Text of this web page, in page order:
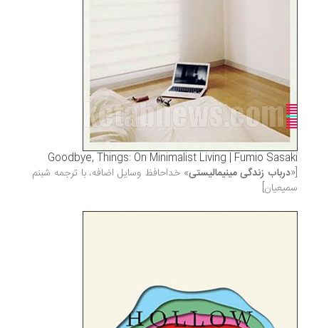
Goodbye, Things: On Minimalist Living | Fumio Sasaki
[«درباب زندگی مینیمالیستی» خداحافظ وسایل اضافه، با ترجمه شبنم
سمیعیان]